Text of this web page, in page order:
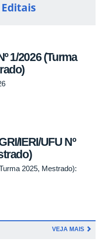
1/2026 (Turma
IERI/UFU Nº
2025, Mestrado):
VEJA MAIS